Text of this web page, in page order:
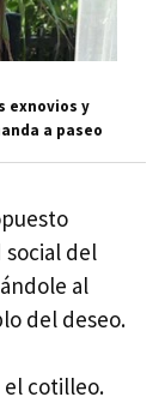
exnovios y
a paseo
social del
al
del deseo.
el cotilleo.